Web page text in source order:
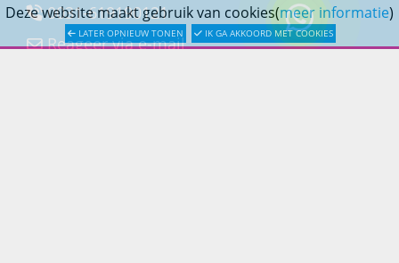
Deze website maakt gebruik van cookies(meer informatie)
LATER OPNIEUW TONEN IK GA AKKOORD MET COOKIES
0031-619190121
Reageer via e-mail